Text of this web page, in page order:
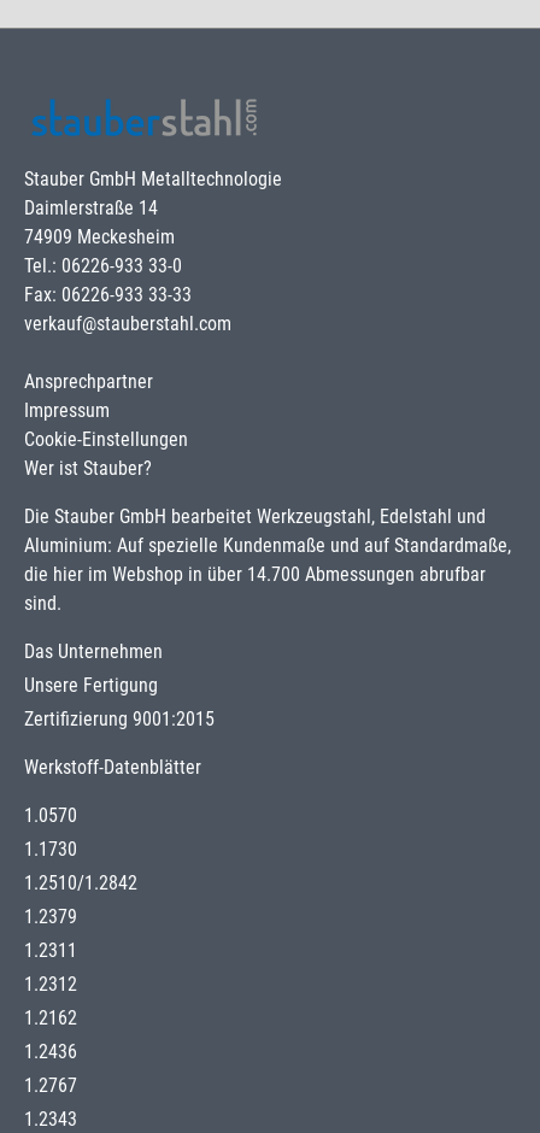
Stauber GmbH Metalltechnologie
Daimlerstraße 14
74909 Meckesheim
Tel.: 06226-933 33-0
Fax: 06226-933 33-33
verkauf@stauberstahl.com
Ansprechpartner
Impressum
Cookie-Einstellungen
Wer ist Stauber?
Die Stauber GmbH bearbeitet Werkzeugstahl, Edelstahl und
Aluminium: Auf spezielle Kundenmaße und auf Standardmaße,
die hier im Webshop in über 14.700 Abmessungen abrufbar
sind.
Das Unternehmen
Unsere Fertigung
Zertifizierung 9001:2015
Werkstoff-Datenblätter
1.0570
1.1730
1.2510/1.2842
1.2379
1.2311
1.2312
1.2162
1.2436
1.2767
1.2343